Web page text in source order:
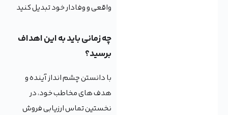
واقعی و وفادار خود تبدیل کنید
چه زمانی باید به این اهداف
برسید؟
با دانستن چشم انداز آینده و
هدف های مخاطب خود، در
نخستین تماس ارزیابی فروش